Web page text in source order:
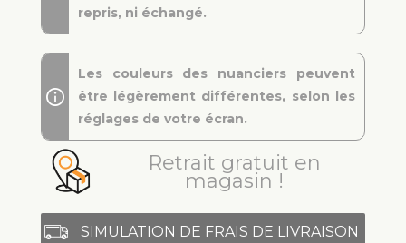
repris, ni échangé.
Les couleurs des nuanciers peuvent
être légèrement différentes, selon les
réglages de votre écran.
Retrait gratuit en
magasin !
SIMULATION DE FRAIS DE LIVRAISON